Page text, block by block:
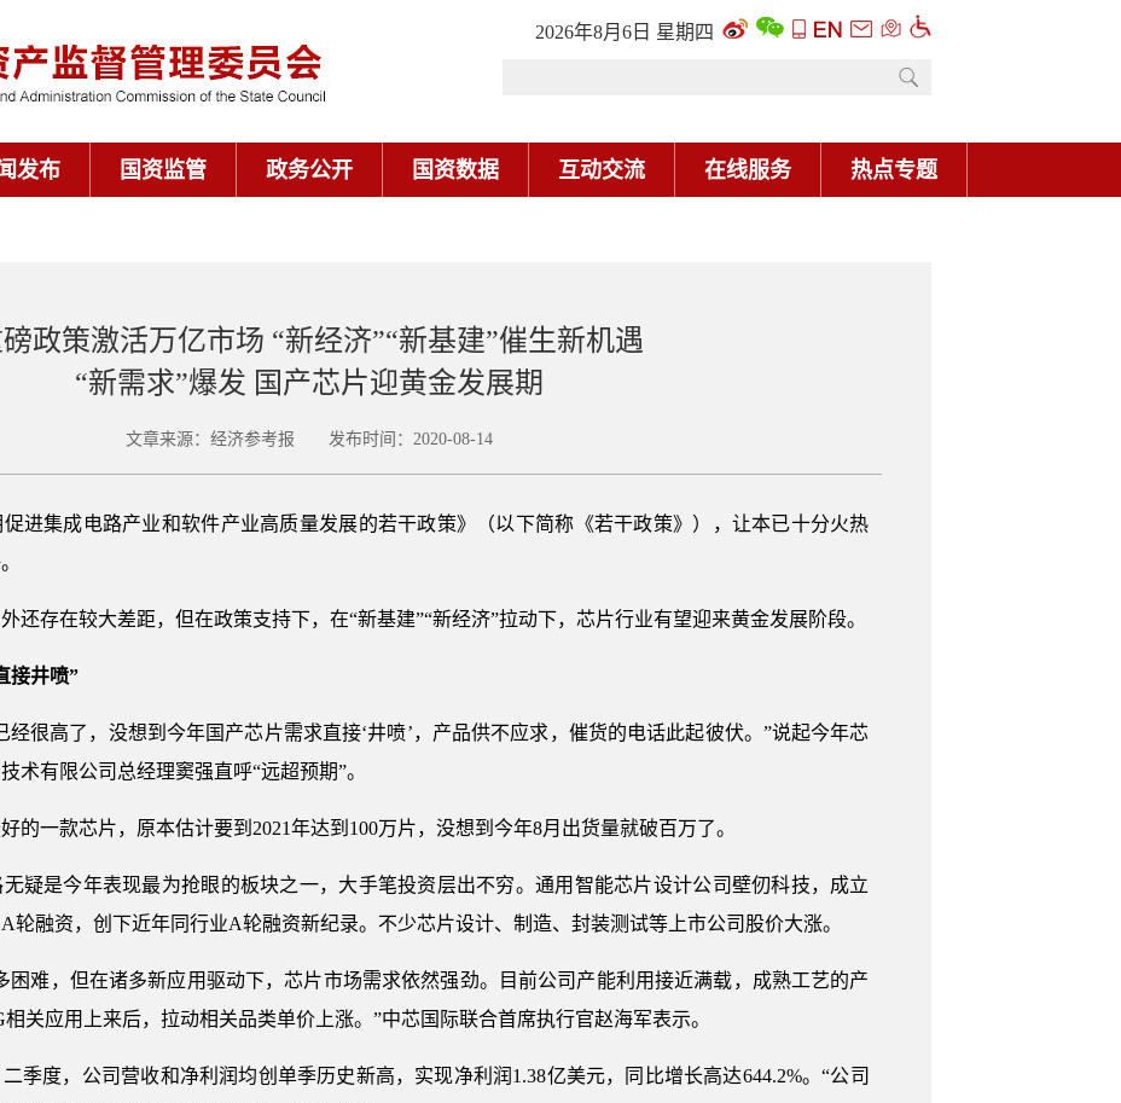
2026年8月6日 星期四
发布 国资监管 政务公开 国资数据 互动交流 在线服务 热点专题
政策激活万亿市场 “新经济”“新基建”催生新机遇
“新需求”爆发 国产芯片迎黄金发展期
文章来源：经济参考报 发布时间：2020-08-14
进集成电路产业和软件产业高质量发展的若干政策》（以下简称《若干政策》），让本已十分火热
还存在较大差距，但在政策支持下，在“新基建”“新经济”拉动下，芯片行业有望迎来黄金发展阶段。
接井喷”
经很高了，没想到今年国产芯片需求直接‘井喷’，产品供不应求，催货的电话此起彼伏。”说起今年芯
术有限公司总经理窦强直呼“远超预期”。
的一款芯片，原本估计要到2021年达到100万片，没想到今年8月出货量就破百万了。
疑是今年表现最为抢眼的板块之一，大手笔投资层出不穷。通用智能芯片设计公司壁仞科技，成立
轮融资，创下近年同行业A轮融资新纪录。不少芯片设计、制造、封装测试等上市公司股价大涨。
困难，但在诸多新应用驱动下，芯片市场需求依然强劲。目前公司产能利用接近满载，成熟工艺的产
关应用上来后，拉动相关品类单价上涨。”中芯国际联合首席执行官赵海军表示。
季度，公司营收和净利润均创单季历史新高，实现净利润1.38亿美元，同比增长高达644.2%。“公司